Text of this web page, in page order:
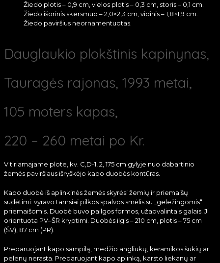
Žiedo plotis – 0,9 cm, vielos plotis – 0,3 cm, storis – 0,1 cm.
Žiedo išorinis skersmuo – 2,0×2,3 cm, vidinis – 1,8×1,9 cm.
Žiedo paviršius neornamentuotas.
Dauglaukio plokštinis kapinynas,
Tauragės rajonas, 1993 metai,
105 moters kapas,
220 – 260 metai po Kr.
V tiriamajame plote, kv. C,D-1, 2, 175 cm gylyje nuo dabartinio
žemės paviršiaus išryškėjo kapo duobės kontūras.
Kapo duobė iš aplinkinės žemės skyrėsi žemių ir priemaišų
sudėtimi: vyravo tamsiai pilkos spalvos smėlis su „geležingomis“
priemaišomis. Duobė buvo pailgos formos, užapvalintais galais. Ji
orientuota PV–ŠR kryptimi. Duobės ilgis – 210 cm, plotis – 75 cm
(ŠV), 87 cm (PR).
Preparuojant kapo sampilą, medžio angliukų, keramikos šukių ar
pelenų nerasta. Preparuojant kapo aplinką, karsto liekanų ar